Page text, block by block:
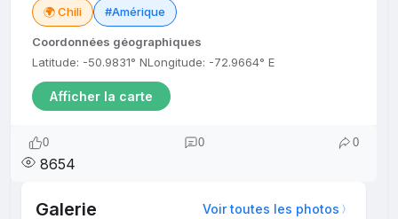
🌍 Chili #Amérique
Coordonnées géographiques
Latitude: -50.9831° NLongitude: -72.9664° E
Afficher la carte
0 0 0
8654
Galerie Voir toutes les photos